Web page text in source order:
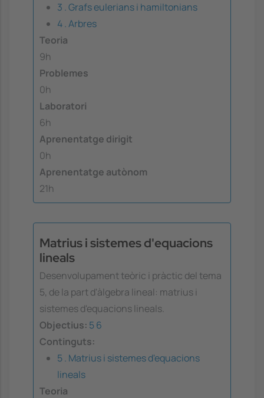
3 . Grafs eulerians i hamiltonians
4 . Arbres
Teoria
9h
Problemes
0h
Laboratori
6h
Aprenentatge dirigit
0h
Aprenentatge autònom
21h
Matrius i sistemes d'equacions
lineals
Desenvolupament teòric i pràctic del tema
5, de la part d'àlgebra lineal: matrius i
sistemes d'equacions lineals.
Objectius: 56
Continguts:
5 . Matrius i sistemes d'equacions
lineals
Teoria